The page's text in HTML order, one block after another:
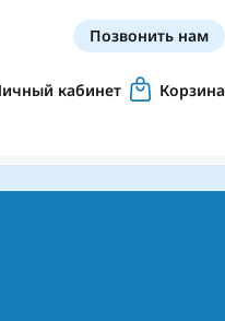
Позвонить нам
кабинет Корзина